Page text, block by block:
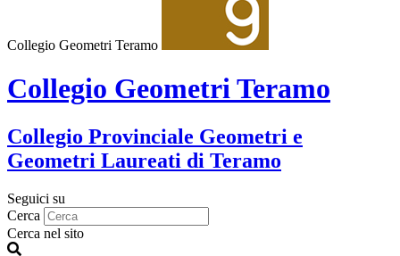
Collegio Geometri Teramo
Collegio Geometri Teramo
Collegio Provinciale Geometri e
Geometri Laureati di Teramo
Seguici su
Cerca
Cerca nel sito